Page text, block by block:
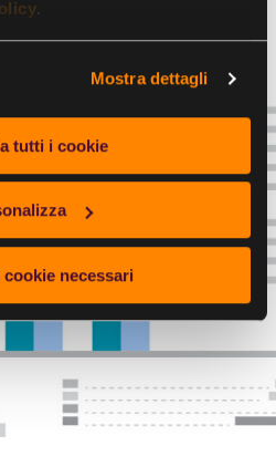
.
Mostra dettagli
tutti i cookie
cookie necessari